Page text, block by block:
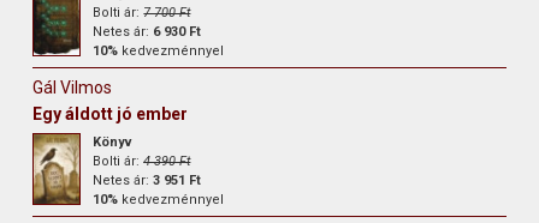
Bolti ár:7 700 Ft
Netes ár: 6 930 Ft
10% kedvezménnyel
Gál Vilmos
Egy áldott jó ember
Könyv
Bolti ár:4 390 Ft
Netes ár:3 951 Ft
10% kedvezménnyel